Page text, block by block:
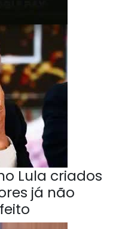
Lula criados
já não